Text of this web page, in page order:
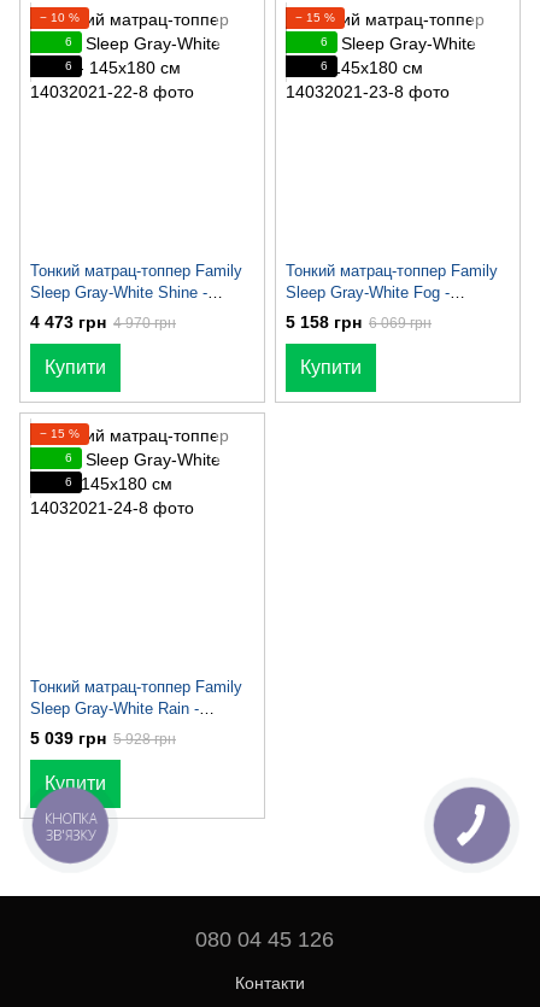
− 10 %
6
6
Тонкий матрац-топпер Family
Sleep Gray-White Shine -
145х180 см
4 473 грн 4 970 грн
Купити
− 15 %
6
6
Тонкий матрац-топпер Family
Sleep Gray-White Fog -
145х180 см
5 158 грн 6 069 грн
Купити
− 15 %
6
6
Тонкий матрац-топпер Family
Sleep Gray-White Rain -
145х180 см
5 039 грн 5 928 грн
Купити
080 04 45 126
Контакти
КНОПКА
ЗВ'ЯЗКУ